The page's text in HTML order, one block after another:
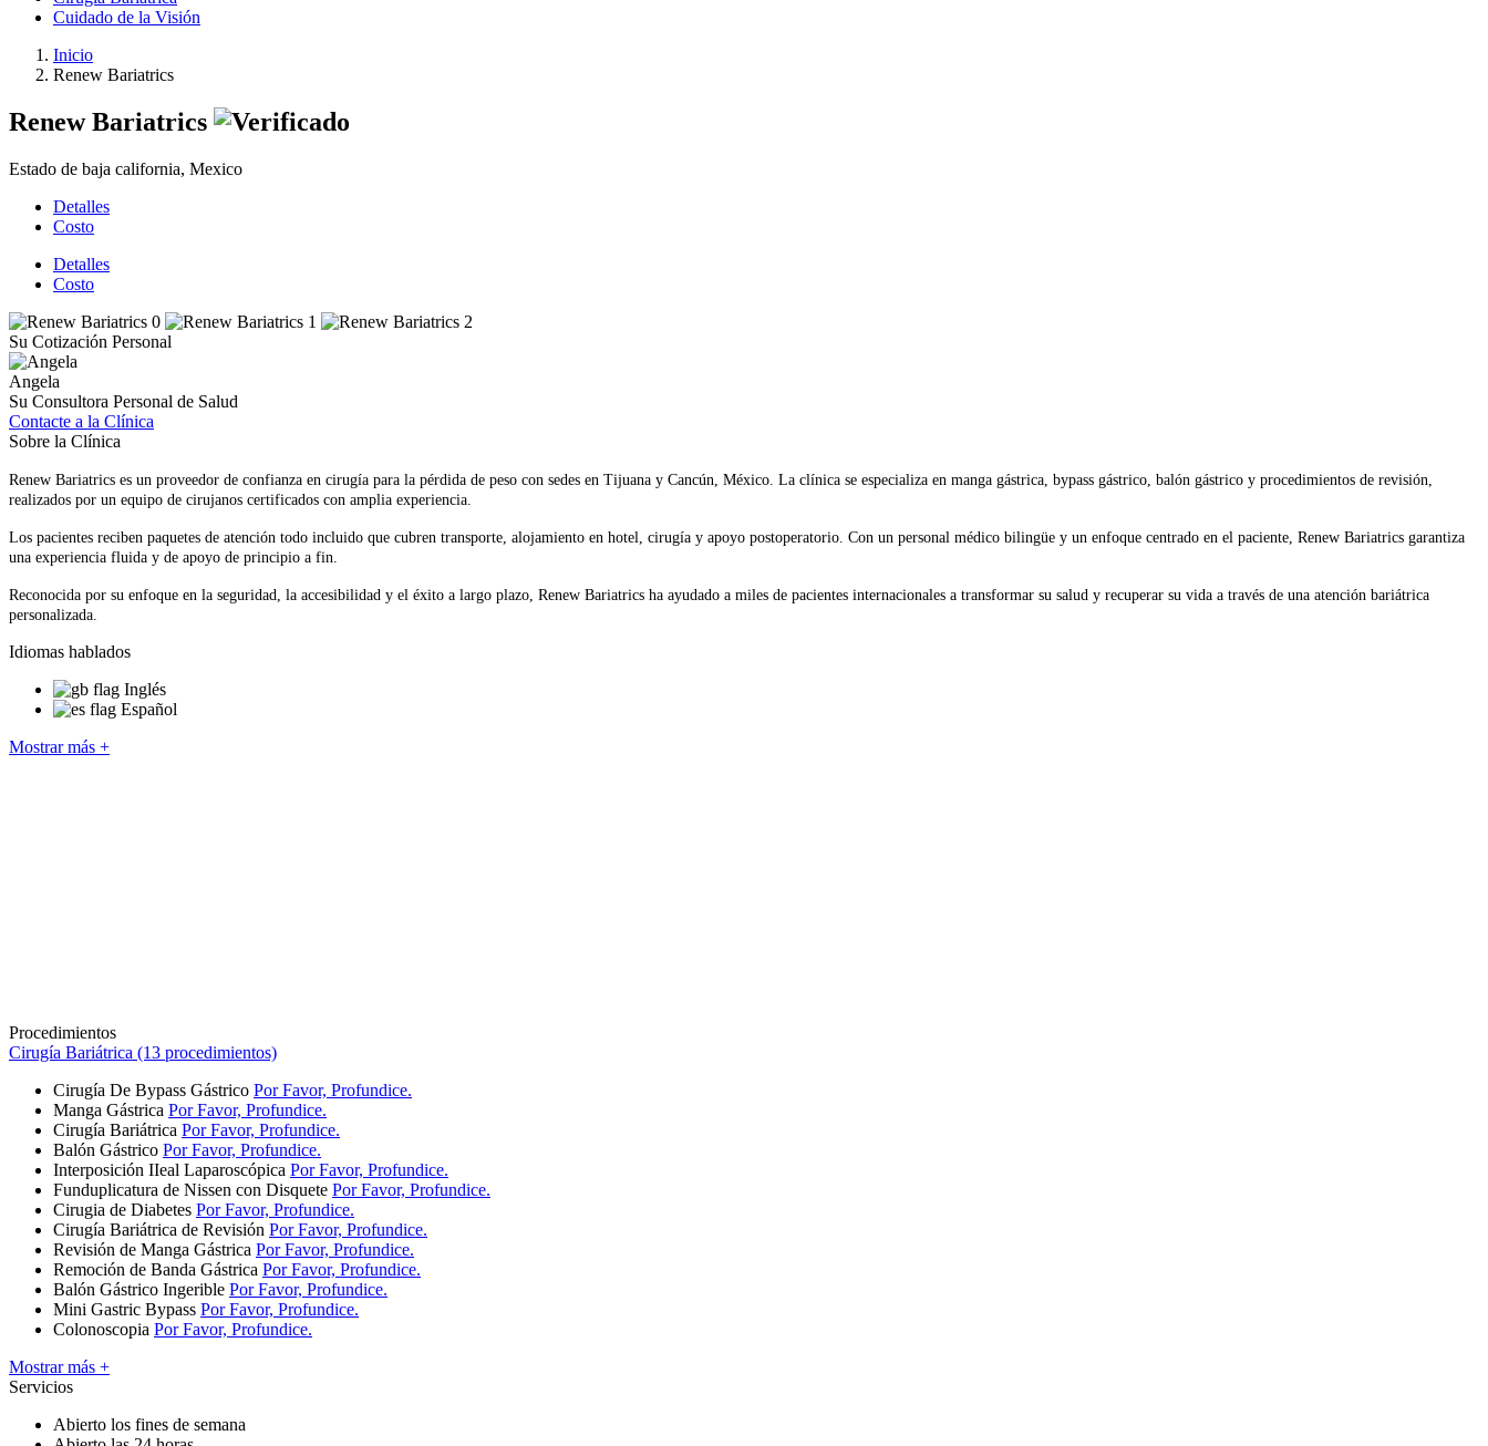
Cuidado de la Visión
Inicio
Renew Bariatrics
Renew Bariatrics
Estado de baja california, Mexico
Detalles
Costo
Detalles
Costo
Su Cotización Personal
Angela
Su Consultora Personal de Salud
Contacte a la Clínica
Sobre la Clínica
Renew Bariatrics es un proveedor de confianza en cirugía para la pérdida de peso con sedes en Tijuana y Cancún, México. La clínica se especializa en manga gástrica, bypass gástrico, balón gástrico y procedimientos de revisión,
realizados por un equipo de cirujanos certificados con amplia experiencia.
Los pacientes reciben paquetes de atención todo incluido que cubren transporte, alojamiento en hotel, cirugía y apoyo postoperatorio. Con un personal médico bilingüe y un enfoque centrado en el paciente, Renew Bariatrics garantiza
una experiencia fluida y de apoyo de principio a fin.
Reconocida por su enfoque en la seguridad, la accesibilidad y el éxito a largo plazo, Renew Bariatrics ha ayudado a miles de pacientes internacionales a transformar su salud y recuperar su vida a través de una atención bariátrica
personalizada.
Idiomas hablados
Inglés
Español
Mostrar más +
Procedimientos
Cirugía Bariátrica (13 procedimientos)
Cirugía De Bypass Gástrico Por Favor, Profundice.
Manga Gástrica Por Favor, Profundice.
Cirugía Bariátrica Por Favor, Profundice.
Balón Gástrico Por Favor, Profundice.
Interposición IIeal Laparoscópica Por Favor, Profundice.
Funduplicatura de Nissen con Disquete Por Favor, Profundice.
Cirugia de Diabetes Por Favor, Profundice.
Cirugía Bariátrica de Revisión Por Favor, Profundice.
Revisión de Manga Gástrica Por Favor, Profundice.
Remoción de Banda Gástrica Por Favor, Profundice.
Balón Gástrico Ingerible Por Favor, Profundice.
Mini Gastric Bypass Por Favor, Profundice.
Colonoscopia Por Favor, Profundice.
Mostrar más +
Servicios
Abierto los fines de semana